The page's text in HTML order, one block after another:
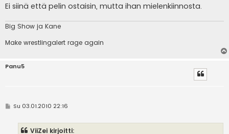
Ei siinä että pelin ostaisin, mutta ihan mielenkiinnosta.
Big Show ja Kane
Make wrestlingalert rage again
Panu5
VSu 03.01.2010 22:16
ViiZei kirjoitti: